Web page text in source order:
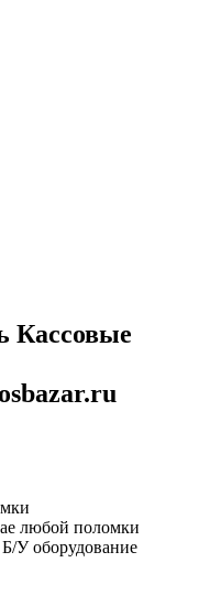
Кассовые
любой поломки
У оборудование